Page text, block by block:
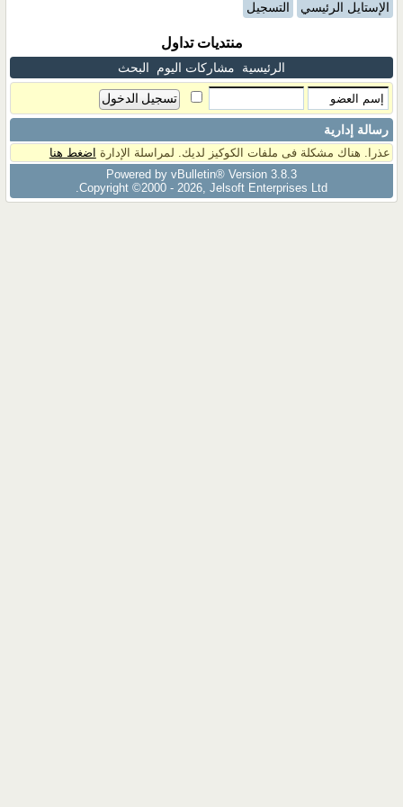
الإستايل الرئيسي التسجيل
منتديات تداول
الرئيسية مشاركات اليوم البحث
رسالة إدارية
عذرا. هناك مشكلة فى ملفات الكوكيز لديك. لمراسلة الإدارة اضغط هنا
Powered by vBulletin® Version 3.8.3
Copyright ©2000 - 2026, Jelsoft Enterprises Ltd.